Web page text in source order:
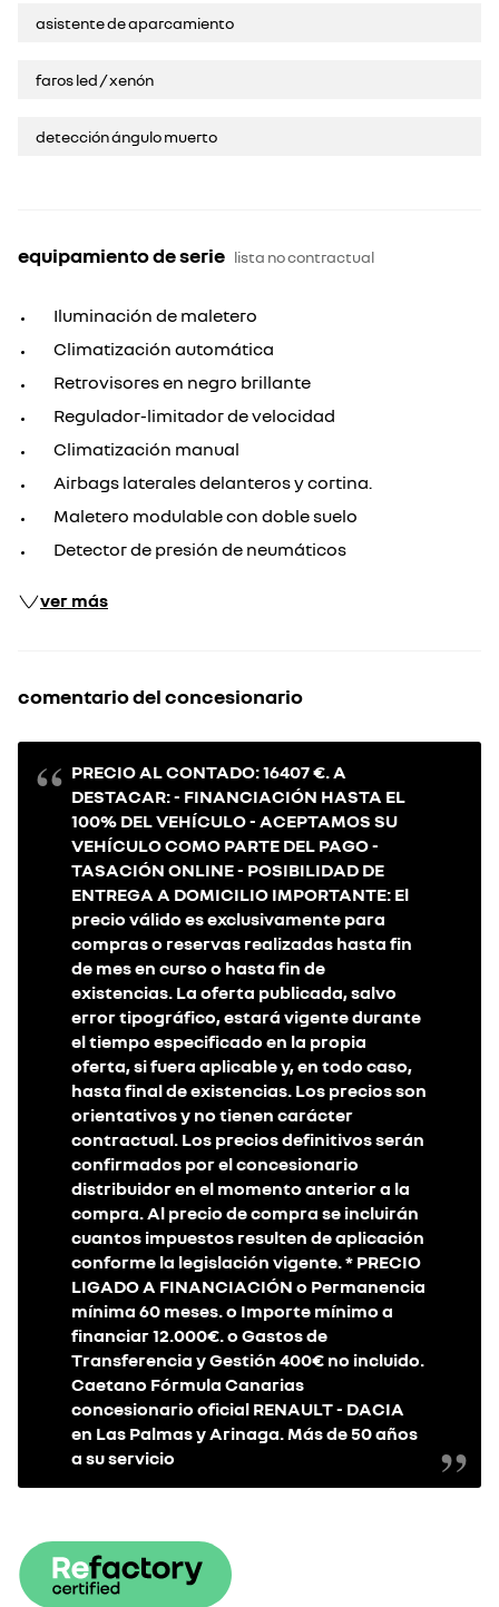
asistente de aparcamiento
faros led / xenón
detección ángulo muerto
equipamiento de serie lista no contractual
Iluminación de maletero
Climatización automática
Retrovisores en negro brillante
Regulador-limitador de velocidad
Climatización manual
Airbags laterales delanteros y cortina.
Maletero modulable con doble suelo
Detector de presión de neumáticos
ver más
comentario del concesionario
PRECIO AL CONTADO: 16407 €. A
DESTACAR: - FINANCIACIÓN HASTA EL
100% DEL VEHÍCULO - ACEPTAMOS SU
VEHÍCULO COMO PARTE DEL PAGO -
TASACIÓN ONLINE - POSIBILIDAD DE
ENTREGA A DOMICILIO IMPORTANTE: El
precio válido es exclusivamente para
compras o reservas realizadas hasta fin
de mes en curso o hasta fin de
existencias. La oferta publicada, salvo
error tipográfico, estará vigente durante
el tiempo especificado en la propia
oferta, si fuera aplicable y, en todo caso,
hasta final de existencias. Los precios son
orientativos y no tienen carácter
contractual. Los precios definitivos serán
confirmados por el concesionario
distribuidor en el momento anterior a la
compra. Al precio de compra se incluirán
cuantos impuestos resulten de aplicación
conforme la legislación vigente. * PRECIO
LIGADO A FINANCIACIÓN o Permanencia
mínima 60 meses. o Importe mínimo a
financiar 12.000€. o Gastos de
Transferencia y Gestión 400€ no incluido.
Caetano Fórmula Canarias
concesionario oficial RENAULT - DACIA
en Las Palmas y Arinaga. Más de 50 años
a su servicio